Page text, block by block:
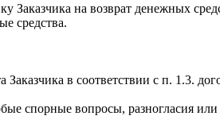
Заказчика на возврат денежных
средства.
в соответствии с п. 1.3.
спорные вопросы, разногласия